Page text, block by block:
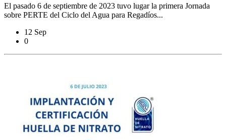
El pasado 6 de septiembre de 2023 tuvo lugar la primera Jornada
sobre PERTE del Ciclo del Agua para Regadíos...
12 Sep
0